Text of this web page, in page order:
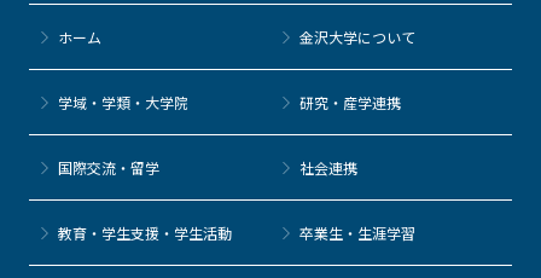
ホーム 金沢大学について
学域・学類・大学院 研究・産学連携
国際交流・留学 社会連携
教育・学生支援・学生活動 卒業生・生涯学習